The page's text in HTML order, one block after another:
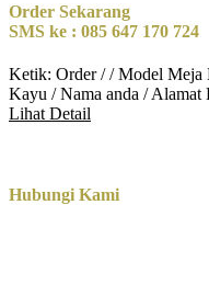
Order Sekarang
SMS ke : 085 647 170 724
Ketik: Order / / Model Meja
Kayu / Nama anda / Alamat
Lihat Detail
Hubungi Kami